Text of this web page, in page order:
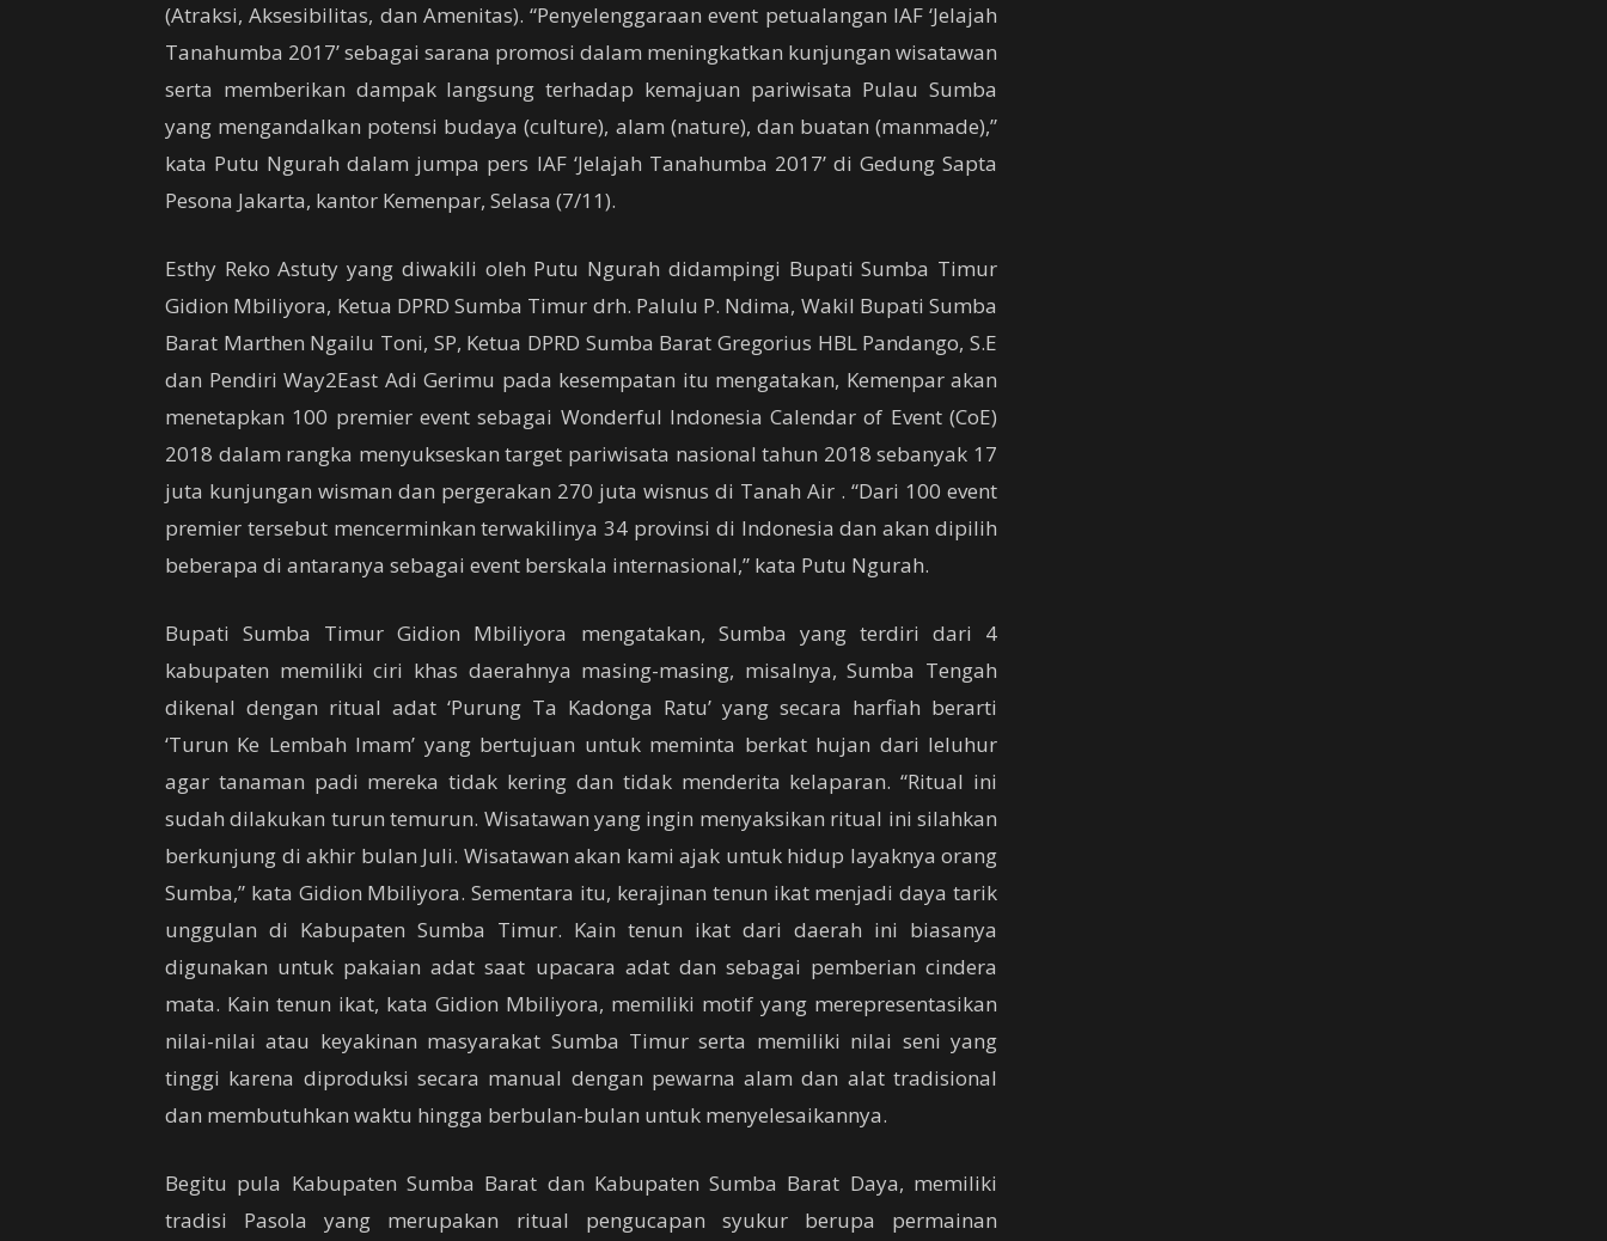
(Atraksi, Aksesibilitas, dan Amenitas). “Penyelenggaraan event petualangan IAF ‘Jelajah
Tanahumba 2017’ sebagai sarana promosi dalam meningkatkan kunjungan wisatawan
serta memberikan dampak langsung terhadap kemajuan pariwisata Pulau Sumba
yang mengandalkan potensi budaya (culture), alam (nature), dan buatan (manmade),”
kata Putu Ngurah dalam jumpa pers IAF ‘Jelajah Tanahumba 2017’ di Gedung Sapta
Pesona Jakarta, kantor Kemenpar, Selasa (7/11).
Esthy Reko Astuty yang diwakili oleh Putu Ngurah didampingi Bupati Sumba Timur
Gidion Mbiliyora, Ketua DPRD Sumba Timur drh. Palulu P. Ndima, Wakil Bupati Sumba
Barat Marthen Ngailu Toni, SP, Ketua DPRD Sumba Barat Gregorius HBL Pandango, S.E
dan Pendiri Way2East Adi Gerimu pada kesempatan itu mengatakan, Kemenpar akan
menetapkan 100 premier event sebagai Wonderful Indonesia Calendar of Event (CoE)
2018 dalam rangka menyukseskan target pariwisata nasional tahun 2018 sebanyak 17
juta kunjungan wisman dan pergerakan 270 juta wisnus di Tanah Air . “Dari 100 event
premier tersebut mencerminkan terwakilinya 34 provinsi di Indonesia dan akan dipilih
beberapa di antaranya sebagai event berskala internasional,” kata Putu Ngurah.
Bupati Sumba Timur Gidion Mbiliyora mengatakan, Sumba yang terdiri dari 4
kabupaten memiliki ciri khas daerahnya masing-masing, misalnya, Sumba Tengah
dikenal dengan ritual adat ‘Purung Ta Kadonga Ratu’ yang secara harfiah berarti
‘Turun Ke Lembah Imam’ yang bertujuan untuk meminta berkat hujan dari leluhur
agar tanaman padi mereka tidak kering dan tidak menderita kelaparan. “Ritual ini
sudah dilakukan turun temurun. Wisatawan yang ingin menyaksikan ritual ini silahkan
berkunjung di akhir bulan Juli. Wisatawan akan kami ajak untuk hidup layaknya orang
Sumba,” kata Gidion Mbiliyora. Sementara itu, kerajinan tenun ikat menjadi daya tarik
unggulan di Kabupaten Sumba Timur. Kain tenun ikat dari daerah ini biasanya
digunakan untuk pakaian adat saat upacara adat dan sebagai pemberian cindera
mata. Kain tenun ikat, kata Gidion Mbiliyora, memiliki motif yang merepresentasikan
nilai-nilai atau keyakinan masyarakat Sumba Timur serta memiliki nilai seni yang
tinggi karena diproduksi secara manual dengan pewarna alam dan alat tradisional
dan membutuhkan waktu hingga berbulan-bulan untuk menyelesaikannya.
Begitu pula Kabupaten Sumba Barat dan Kabupaten Sumba Barat Daya, memiliki
tradisi Pasola yang merupakan ritual pengucapan syukur berupa permainan